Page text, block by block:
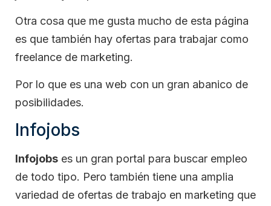
Otra cosa que me gusta mucho de esta página
es que también hay ofertas para trabajar como
freelance de marketing.
Por lo que es una web con un gran abanico de
posibilidades.
Infojobs
Infojobs es un gran portal para buscar empleo
de todo tipo. Pero también tiene una amplia
variedad de ofertas de trabajo en marketing que